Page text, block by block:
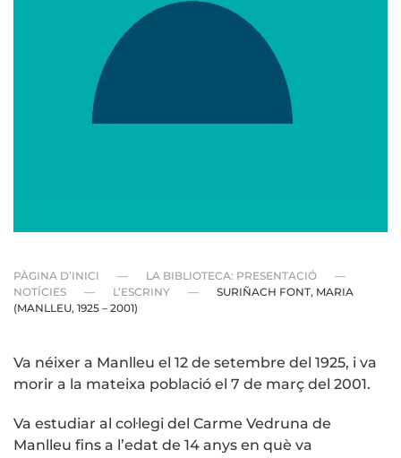
PÀGINA D’INICI
LA BIBLIOTECA: PRESENTACIÓ
NOTÍCIES
L’ESCRINY
SURIÑACH FONT, MARIA
(MANLLEU, 1925 – 2001)
Va néixer a Manlleu el 12 de setembre del 1925, i va
morir a la mateixa població el 7 de març del 2001.
Va estudiar al col·legi del Carme Vedruna de
Manlleu fins a l’edat de 14 anys en què va